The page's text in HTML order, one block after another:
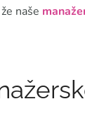
naše